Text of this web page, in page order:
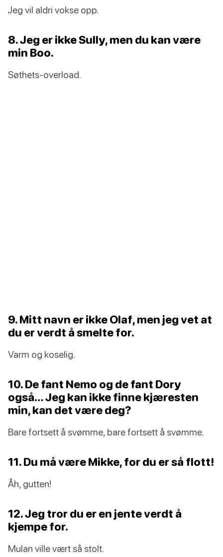
Jeg vil aldri vokse opp.
8. Jeg er ikke Sully, men du kan være
min Boo.
Søthets-overload.
9. Mitt navn er ikke Olaf, men jeg vet at
du er verdt å smelte for.
Varm og koselig.
10. De fant Nemo og de fant Dory
også… Jeg kan ikke finne kjæresten
min, kan det være deg?
Bare fortsett å svømme, bare fortsett å svømme.
11. Du må være Mikke, for du er så flott!
Åh, gutten!
12. Jeg tror du er en jente verdt å
kjempe for.
Mulan ville vært så stolt.